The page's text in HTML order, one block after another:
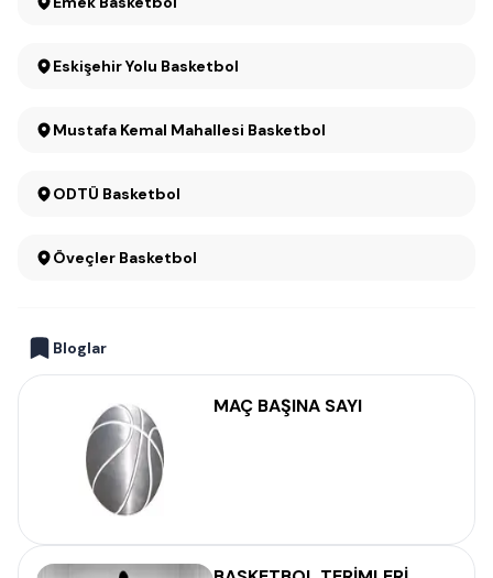
Eskişehir Yolu Basketbol
Mustafa Kemal Mahallesi Basketbol
ODTÜ Basketbol
Öveçler Basketbol
Bloglar
MAÇ BAŞINA SAYI